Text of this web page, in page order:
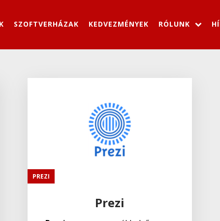
SZOFTVERHÁZAK KEDVEZMÉNYEK RÓLUNK
PREZI
Prezi